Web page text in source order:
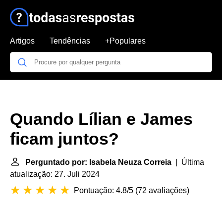
Artigos Tendências +Populares
Quando Lílian e James
ficam juntos?
Perguntado por: Isabela Neuza Correia | Última
atualização: 27. Juli 2024
Pontuação: 4.8/5 (72 avaliações)